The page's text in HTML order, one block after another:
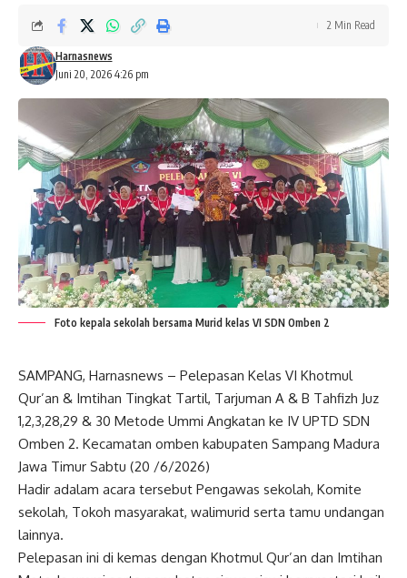
Juni 20, 2026 4:26 pm
Harnasnews
2 Min Read
Foto kepala sekolah bersama Murid kelas VI SDN Omben 2
SAMPANG, Harnasnews – Pelepasan Kelas VI Khotmul
Qur’an & Imtihan Tingkat Tartil, Tarjuman A & B Tahfizh Juz
1,2,3,28,29 & 30 Metode Ummi Angkatan ke IV UPTD SDN
Omben 2. Kecamatan omben kabupaten Sampang Madura
Jawa Timur Sabtu (20 /6/2026)
Hadir adalam acara tersebut Pengawas sekolah, Komite
sekolah, Tokoh masyarakat, walimurid serta tamu undangan
lainnya.
Pelepasan ini di kemas dengan Khotmul Qur’an dan Imtihan